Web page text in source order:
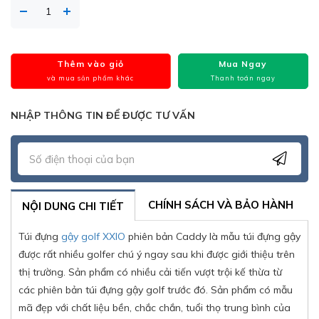
Thêm vào giỏ
và mua sản phẩm khác
Mua Ngay
Thanh toán ngay
NHẬP THÔNG TIN ĐỂ ĐƯỢC TƯ VẤN
NỘI DUNG CHI TIẾT CHÍNH SÁCH VÀ BẢO HÀNH
Túi đựng gậy golf XXIO phiên bản Caddy là mẫu túi đựng gậy
được rất nhiều golfer chú ý ngay sau khi được giới thiệu trên
thị trường. Sản phẩm có nhiều cải tiến vượt trội kế thừa từ
các phiên bản túi đựng gậy golf trước đó. Sản phẩm có mẫu
mã đẹp với chất liệu bền, chắc chắn, tuổi thọ trung bình của